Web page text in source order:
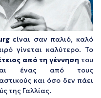
είναι σαν παλιό, καλό
γίνεται καλύτερο. Το
από τη γέννηση του
ένας από τους
και όσο δεν πάει
της Γαλλίας.